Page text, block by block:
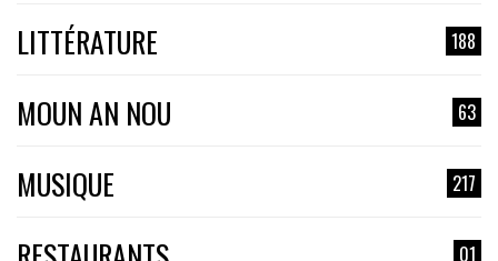
LITTÉRATURE 188
MOUN AN NOU 63
MUSIQUE 217
01